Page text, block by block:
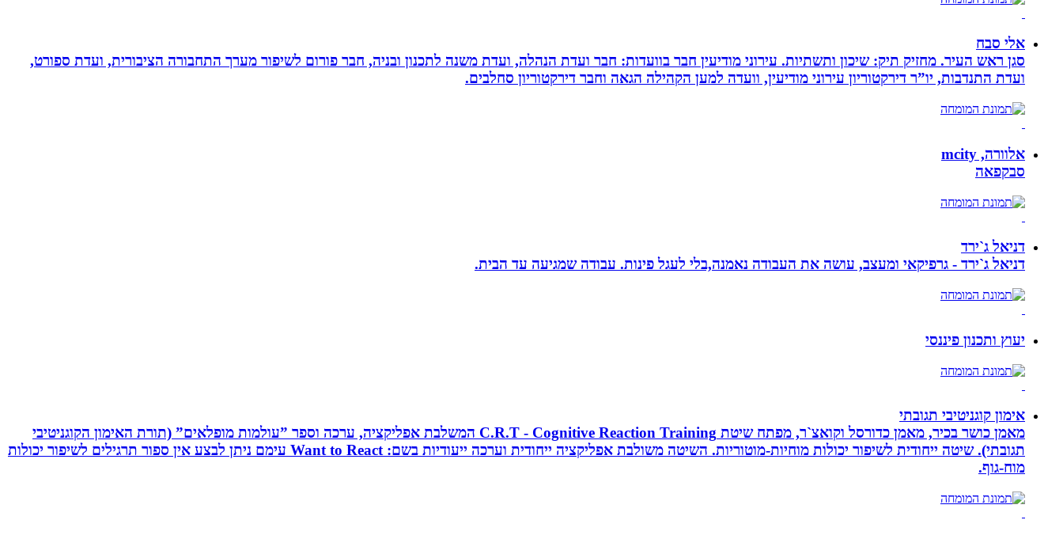
אלי סבח
סגן ראש העיר. מחזיק תיק: שיכון ותשתיות. עירוני מודיעין חבר בוועדות: חבר ועדת הנהלה, ועדת משנה לתכנון ובניה, חבר פורום לשיפור מערך התחבורה הציבורית, ועדת ספורט,
ועדת התנדבות, יו”ר דירקטוריון עירוני מודיעין, וועדה למען הקהילה הגאה וחבר דירקטוריון סחלבים.
אלוורה, mcity
סבקפאה
דניאל ג`ירד
דניאל ג`ירד - גרפיקאי ומעצב, עושה את העבודה נאמנה,בלי לעגל פינות. עבודה שמגיעה עד הבית.
יעוץ ותכנון פיננסי
אימון קוגניטיבי תגובתי
מאמן כושר בכיר, מאמן כדורסל וקואצ`ר, מפתח שיטת C.R.T - Cognitive Reaction Training המשלבת אפליקציה, ערכה וספר ”עולמות מופלאים” (תורת האימון הקוגניטיבי
תגובתי). שיטה ייחודית לשיפור יכולות מוחיות-מוטוריות. השיטה משולבת אפליקציה ייחודית וערכה ייעודיות בשם: Want to React עימם ניתן לבצע אין ספור תרגילים לשיפור יכולות
מוח-גוף.